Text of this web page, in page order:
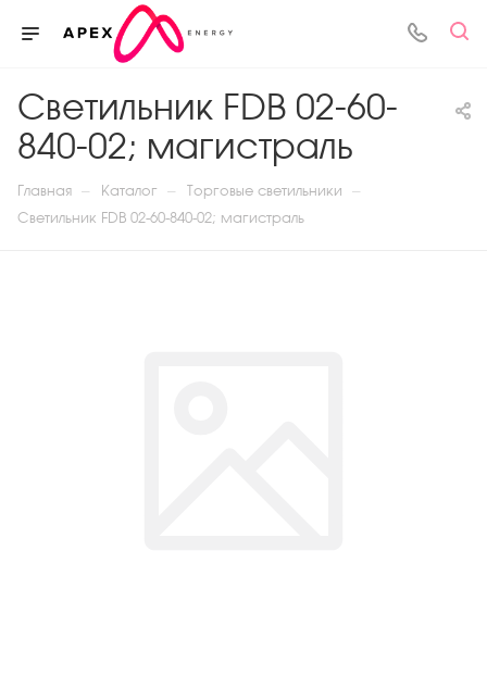
Светильник FDB 02-60-
840-02; магистраль
Главная — Каталог — Торговые светильники —
Светильник FDB 02-60-840-02; магистраль